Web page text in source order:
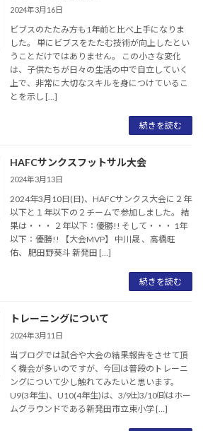
2024年3月16日
ビブスのたたみ方も1年前と比べ上手になりま
した。 単にビブスをたたむ技術が向上したとい
うことだけではありません。 この小さな変化
は、子供たちが日々の生活の中で自立していく
上で、非常に大切なスキルを身につけているこ
とを示し […]
続きを読む
HAFCサンクスフットサル大会
2024年3月13日
2024年3月10日(日)、HAFCサンクス大会に２年
以下と１年以下の２チームで参加しました。 結
果は・・・ ２年以下：優勝!! そして・・・ 1年
以下：優勝!! 【大会MVP】 中川晟 、高橋旺
佑、 肥田野葵斗 新発田 […]
続きを読む
トレーニングについて
2024年3月11日
当ブログでは試合や大会の結果報告をさせて頂
く機会が多いのですが、今回は普段のトレーニ
ングについて少し触れてみたいと思います。
U9(3年生)、U10(4年生)は、3/9㈯3/10㈰はホー
ムグラウンドである新発田市立東小学 […]